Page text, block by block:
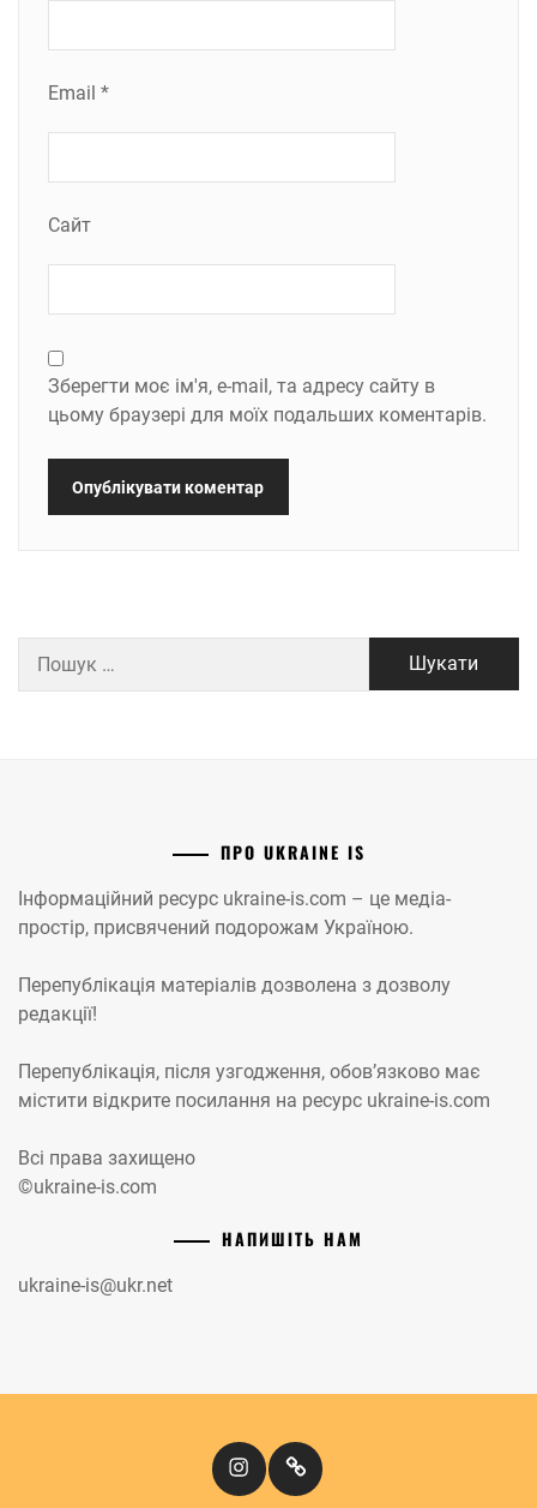
Email *
Сайт
Зберегти моє ім'я, e-mail, та адресу сайту в
цьому браузері для моїх подальших коментарів.
ПРО UKRAINE IS
Інформаційний ресурс ukraine-is.com – це медіа-
простір, присвячений подорожам Україною.
Перепублікація матеріалів дозволена з дозволу
редакції!
Перепублікація, після узгодження, обов’язково має
містити відкрите посилання на ресурс ukraine-is.com
Всі права захищено
©ukraine-is.com
НАПИШІТЬ НАМ
ukraine-is@ukr.net
InstagramКіномандри